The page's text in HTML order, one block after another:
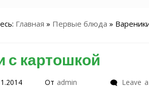
Главная » Первые блюда »
с картошкой
От admin
Leave a